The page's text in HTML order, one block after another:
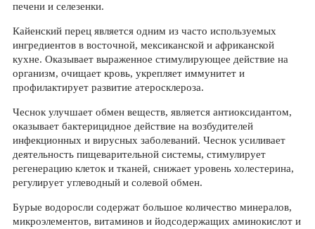
печени и селезенки.
Кайенский перец является одним из часто используемых
ингредиентов в восточной, мексиканской и африканской
кухне. Оказывает выраженное стимулирующее действие на
организм, очищает кровь, укрепляет иммунитет и
профилактирует развитие атеросклероза.
Чеснок улучшает обмен веществ, является антиоксидантом,
оказывает бактерицидное действие на возбудителей
инфекционных и вирусных заболеваний. Чеснок усиливает
деятельность пищеварительной системы, стимулирует
регенерацию клеток и тканей, снижает уровень холестерина,
регулирует углеводный и солевой обмен.
Бурые водоросли содержат большое количество минералов,
микроэлементов, витаминов и йодсодержащих аминокислот и